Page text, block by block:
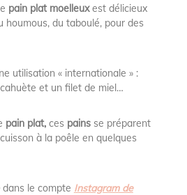
pain plat moelleuxest délicieux
houmous, du taboulé, pour des
utilisation « internationale » :
et un filet de miel…
pain plat,ces painsse préparent
à la poêle en quelques
dans le compte Instagram de